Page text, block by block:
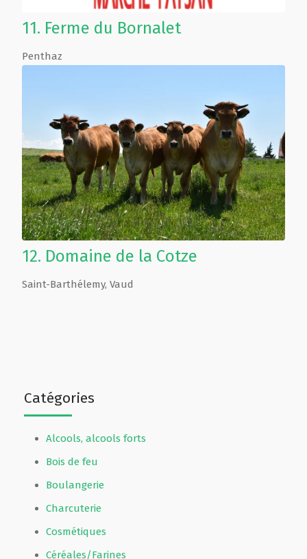
Catégories
Alcools, alcools forts
Bois de feu
Boulangerie
Charcuterie
Cosmétiques
Céréales/Farines
11. Ferme du Bornalet
Penthaz
12. Domaine de la Cotze
Saint-Barthélemy, Vaud